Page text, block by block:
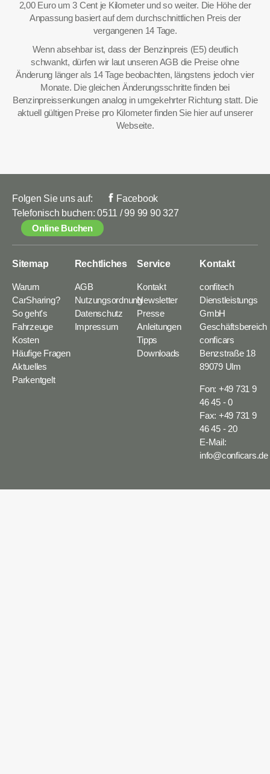
2,00 Euro um 3 Cent je Kilometer und so weiter. Die Höhe der
Anpassung basiert auf dem durchschnittlichen Preis der
vergangenen 14 Tage.
Wenn absehbar ist, dass der Benzinpreis (E5) deutlich
schwankt, dürfen wir laut unseren AGB die Preise ohne
Änderung länger als 14 Tage beobachten, längstens jedoch vier
Monate. Die gleichen Änderungsschritte finden bei
Benzinpreissenkungen analog in umgekehrter Richtung statt. Die
aktuell gültigen Preise pro Kilometer finden Sie hier auf unserer
Webseite.
Folgen Sie uns auf:
Facebook
Telefonisch buchen: 0511 / 99 99 90 327
Online Buchen
Sitemap
Warum
CarSharing?
So geht's
Fahrzeuge
Kosten
Häufige Fragen
Aktuelles
Parkentgelt
Rechtliches
AGB
Nutzungsordnung
Datenschutz
Impressum
Service
Kontakt
Newsletter
Presse
Anleitungen
Tipps
Downloads
Kontakt
confitech
Dienstleistungs
GmbH
Geschäftsbereich
conficars
Benzstraße 18
89079 Ulm
Fon: +49 731 9
46 45 - 0
Fax: +49 731 9
46 45 - 20
E-Mail:
info@conficars.de